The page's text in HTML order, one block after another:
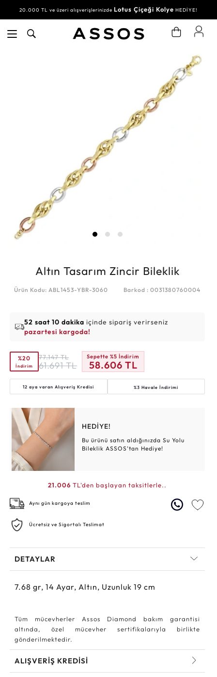
20.000 TL ve üzeri alışverişlerinizde Lotus Çiçeği Kolye HEDİYE!
Altın Tasarım Zincir Bileklik
Ürün Kodu: ABL1453-YBR-3060 Barkod : 0031380760004
52 saat 10 dakika içinde sipariş verirseniz
pazartesi kargoda!
%20
İndirim
77.147 TL
61.691 TL
Sepette %5 İndirim
58.606 TL
12 aya varanAlışveriş Kredisi %3 Havale İndirimi
HEDİYE!
Bu ürünü satın aldığınızda Su Yolu
Bileklik ASSOS’tan Hediye!
21.006 TL'den başlayan taksitlerle..
Aynı gün kargoya teslim
Ücretsiz ve Sigortalı Teslimat
DETAYLAR
7.68 gr, 14 Ayar, Altın, Uzunluk 19 cm
Tüm mücevherler Assos Diamond bakım garantisi
altında, özel mücevher sertifikalarıyla birlikte
gönderilmektedir.
ALIŞVERİŞ KREDİSİ